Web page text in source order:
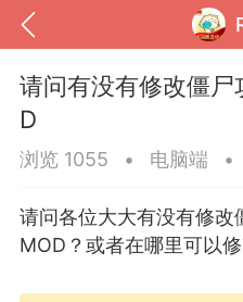
请问有没有修改僵
D
浏览 1055 • 电脑端 •
请问各位大大有没有修改
MOD？或者在哪里可以